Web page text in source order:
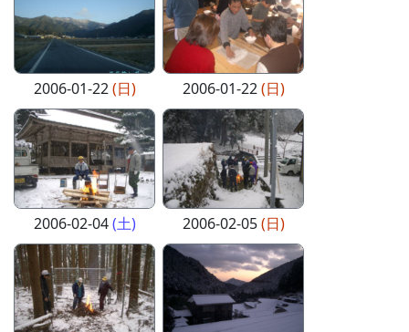
2006-01-22(日) 2006-01-22(日)
2006-02-04(土) 2006-02-05(日)